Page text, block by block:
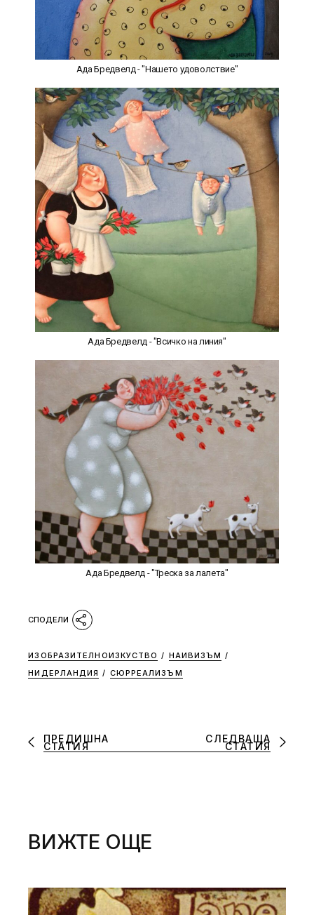
Ада Бредвелд - "Нашето удоволствие"
Ада Бредвелд - "Всичко на линия"
Ада Бредвелд - "Треска за лалета"
ИЗОБРАЗИТЕЛНОИЗКУСТВО / НАИВИЗЪМ /
НИДЕРЛАНДИЯ / СЮРРЕАЛИЗЪМ
ПРЕДИШНА
СТАТИЯ
СЛЕДВАЩА
СТАТИЯ
ВИЖТЕ ОЩЕ